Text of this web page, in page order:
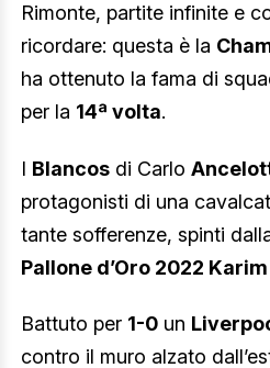
Rimonte, partite infinite e
ricordare: questa è la
ha ottenuto la fama di
per la 14ª volta.
I Blancos di Carlo
protagonisti di una
tante sofferenze, spinti
Pallone d’Oro 2022
Battuto per 1-0 un
contro il muro alzato